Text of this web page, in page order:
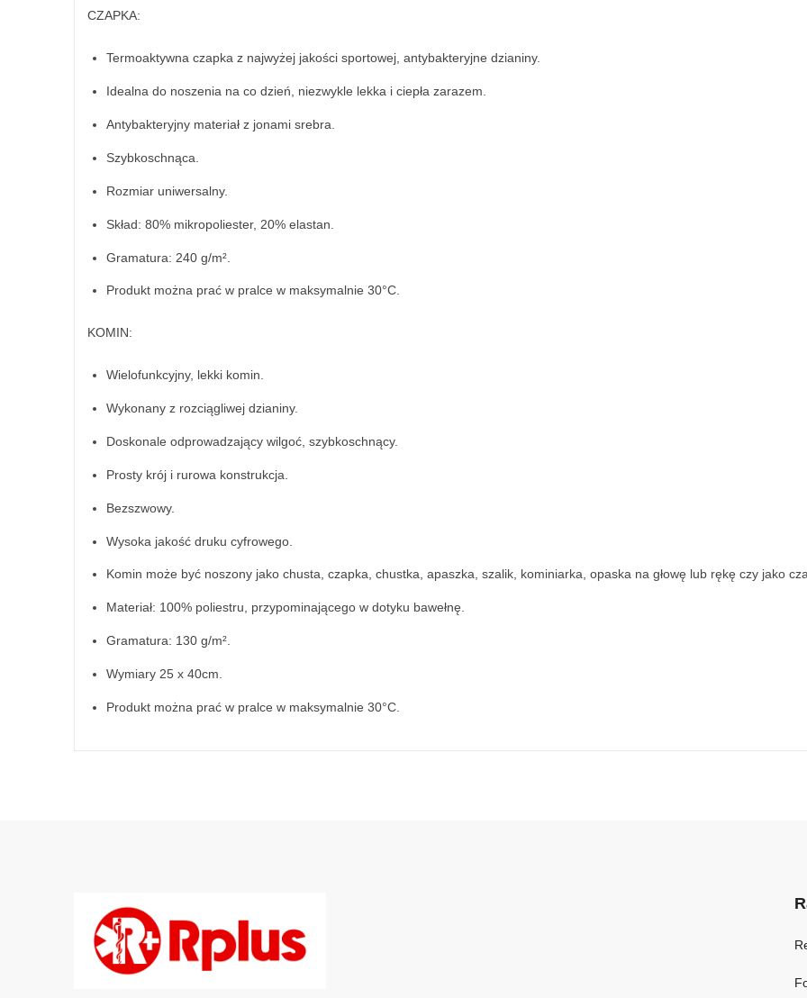
CZAPKA:
Termoaktywna czapka z najwyżej jakości sportowej, antybakteryjne dzianiny.
Idealna do noszenia na co dzień, niezwykle lekka i ciepła zarazem.
Antybakteryjny materiał z jonami srebra.
Szybkoschnąca.
Rozmiar uniwersalny.
Skład: 80% mikropoliester, 20% elastan.
Gramatura: 240 g/m².
Produkt można prać w pralce w maksymalnie 30°C.
KOMIN:
Wielofunkcyjny, lekki komin.
Wykonany z rozciągliwej dzianiny.
Doskonale odprowadzający wilgoć, szybkoschnący.
Prosty krój i rurowa konstrukcja.
Bezszwowy.
Wysoka jakość druku cyfrowego.
Komin może być noszony jako chusta, czapka, chustka, apaszka, szalik, kominiarka, opaska na głowę lub rękę czy jako
Materiał: 100% poliestru, przypominającego w dotyku bawełnę.
Gramatura: 130 g/m².
Wymiary 25 x 40cm.
Produkt można prać w pralce w maksymalnie 30°C.